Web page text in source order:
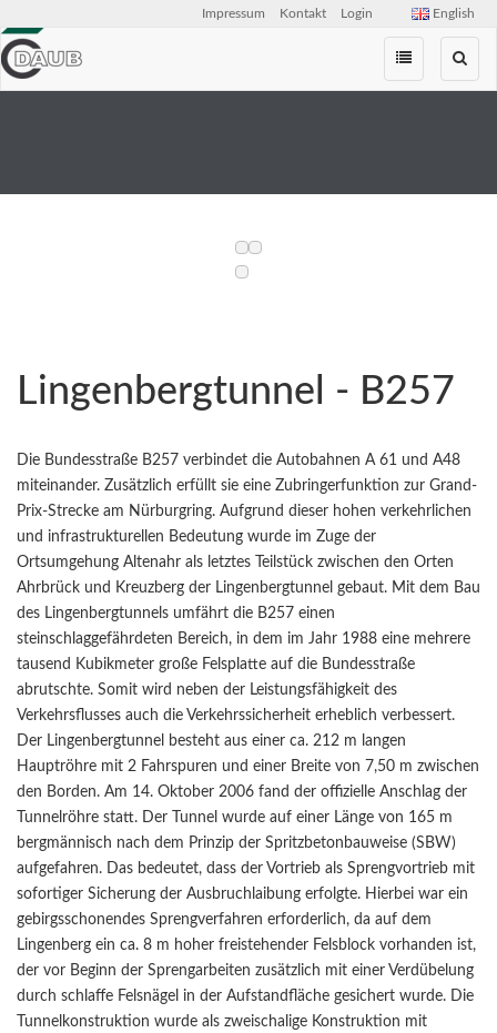
Zum
English
Impressum Kontakt Login
Lingenbergtunnel - B257
Die Bundesstraße B257 verbindet die Autobahnen A 61 und A48
miteinander. Zusätzlich erfüllt sie eine Zubringerfunktion zur Grand-
Prix-Strecke am Nürburgring. Aufgrund dieser hohen verkehrlichen
und infrastrukturellen Bedeutung wurde im Zuge der
Ortsumgehung Altenahr als letztes Teilstück zwischen den Orten
Ahrbrück und Kreuzberg der Lingenbergtunnel gebaut. Mit dem Bau
des Lingenbergtunnels umfährt die B257 einen
steinschlaggefährdeten Bereich, in dem im Jahr 1988 eine mehrere
tausend Kubikmeter große Felsplatte auf die Bundesstraße
abrutschte. Somit wird neben der Leistungsfähigkeit des
Verkehrsflusses auch die Verkehrssicherheit erheblich verbessert.
Der Lingenbergtunnel besteht aus einer ca. 212 m langen
Hauptröhre mit 2 Fahrspuren und einer Breite von 7,50 m zwischen
den Borden. Am 14. Oktober 2006 fand der offizielle Anschlag der
Tunnelröhre statt. Der Tunnel wurde auf einer Länge von 165 m
bergmännisch nach dem Prinzip der Spritzbetonbauweise (SBW)
aufgefahren. Das bedeutet, dass der Vortrieb als Sprengvortrieb mit
sofortiger Sicherung der Ausbruchlaibung erfolgte. Hierbei war ein
gebirgsschonendes Sprengverfahren erforderlich, da auf dem
Lingenberg ein ca. 8 m hoher freistehender Felsblock vorhanden ist,
der vor Beginn der Sprengarbeiten zusätzlich mit einer Verdübelung
durch schlaffe Felsnägel in der Aufstandfläche gesichert wurde. Die
Tunnelkonstruktion wurde als zweischalige Konstruktion mit